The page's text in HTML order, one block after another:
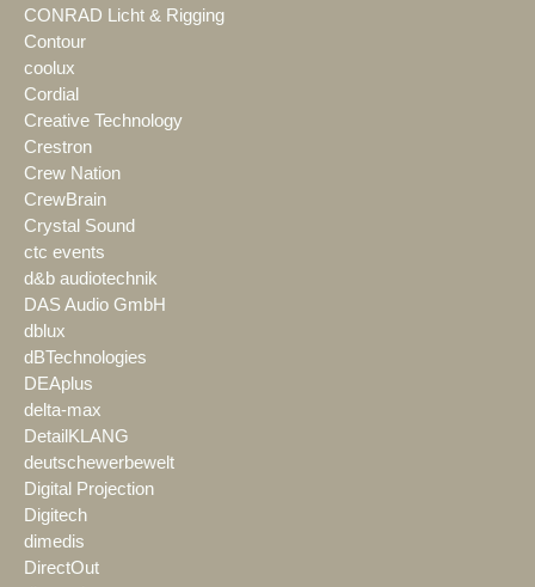
CONRAD Licht & Rigging
Contour
coolux
Cordial
Creative Technology
Crestron
Crew Nation
CrewBrain
Crystal Sound
ctc events
d&b audiotechnik
DAS Audio GmbH
dblux
dBTechnologies
DEAplus
delta-max
DetailKLANG
deutschewerbewelt
Digital Projection
Digitech
dimedis
DirectOut